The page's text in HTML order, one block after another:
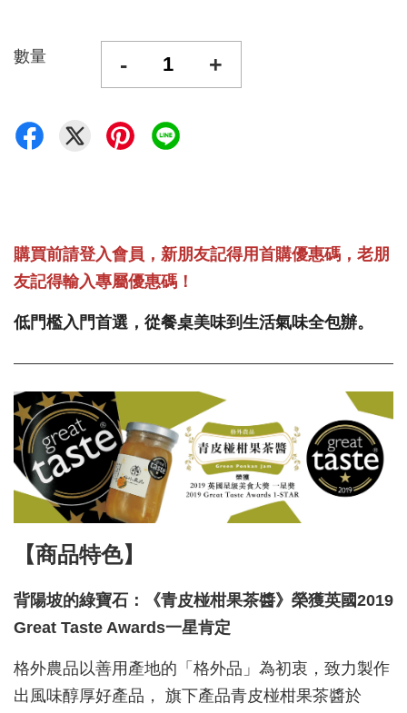
數量 - +
購買前請登入會員，新朋友記得用首購優惠碼，老朋
友記得輸入專屬優惠碼！
低門檻入門首選，從餐桌美味到生活氣味全包辦。
【商品特色】
背陽坡的綠寶石：
《青皮椪柑果茶醬》榮獲英國2019
Great Taste Awards一星肯定
格外農品以善用產地的「格外品」為初衷，致力製作
出風味醇厚好產品， 旗下產品青皮椪柑果茶醬於